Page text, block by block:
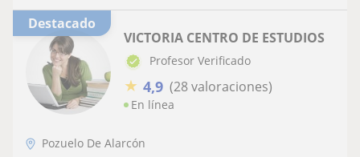
Destacado
VICTORIA CENTRO DE ESTUDIOS
Profesor Verificado
★ 4,9 (28 valoraciones)
En línea
Pozuelo De Alarcón